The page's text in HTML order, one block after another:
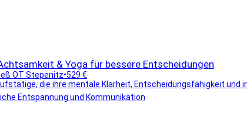
& Yoga für bessere Entscheidungen
OT Stepenitz•529 €
die ihre mentale Klarheit, Entscheidungsfähigkeit und
Entspannung und Kommunikation